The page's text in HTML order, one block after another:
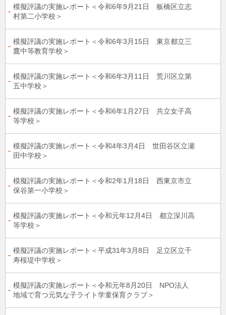
模擬評議の実施レポート＜令和6年9月21日 板橋区立志
村第二小学校＞
模擬評議の実施レポート＜令和6年3月15日 東京都立三
鷹中等教育学校＞
模擬評議の実施レポート＜令和6年3月11日 荒川区立第
五中学校＞
模擬評議の実施レポート＜令和6年1月27日 共立女子高
等学校＞
模擬評議の実施レポート＜令和4年3月4日 世田谷区立瀬
田中学校＞
模擬評議の実施レポート＜令和2年1月18日 西東京市立
保谷第一小学校＞
模擬評議の実施レポート＜令和元年12月4日 都立深川高
等学校＞
模擬評議の実施レポート＜平成31年3月8日 足立区立千
寿桜堤中学校＞
模擬評議の実施レポート＜令和元年8月20日 NPO法人
地域で育つ元気な子ライト学童保育クラブ＞